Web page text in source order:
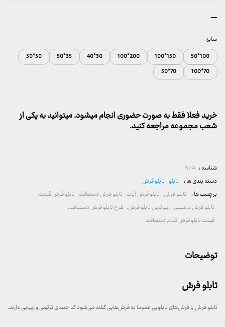
–محدوده
تا
2,600,000 تومان
سایز:
100*50
150*100
200*100
30*40
35*50
50*50
70*100
70*50
خرید فعلا فقط به صورت حضوری انجام میشود. میتوانید به یکی از
شعب مجموعه مراجعه کنید.
شناسه : N/A
دسته بندی ها : تابلو, تابلو فرش
برچسب ها : تابلو فرش, تابلو فرش آیات, تابلو فرش دستبافت, تابلو فرش قیمت,
تابلو فرش ماشینی, زیباترین تابلو فرش, طرح تابلو فرش دستبافت,
قیمت تابلو فرش تمام دستبافت
توضیحات
تابلو فرش
تابلو فرش یا فرش‌های تابلویی عموما به فرش‌هایی گفته می‌شود که جنبه‌ی تزئینی و زیبایی دارند.